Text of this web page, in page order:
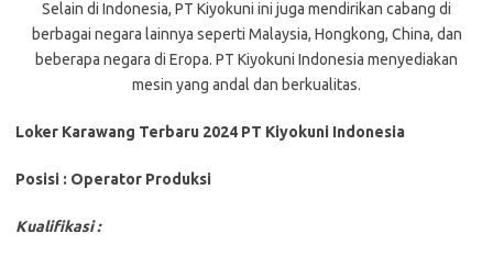
Selain di Indonesia, PT Kiyokuni ini juga mendirikan cabang di
berbagai negara lainnya seperti Malaysia, Hongkong, China, dan
beberapa negara di Eropa. PT Kiyokuni Indonesia menyediakan
mesin yang andal dan berkualitas.
Loker Karawang Terbaru 2024 PT Kiyokuni Indonesia
Posisi : Operator Produksi
Kualifikasi :